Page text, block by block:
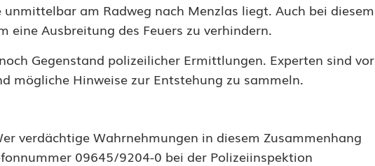
am Radweg nach Menzlas liegt. Auch bei diesem
eine Ausbreitung des Feuers zu verhindern.
Gegenstand polizeilicher Ermittlungen. Experten sind vor
mögliche Hinweise zur Entstehung zu sammeln.
verdächtige Wahrnehmungen in diesem Zusammenhang
09645/9204-0 bei der Polizeiinspektion